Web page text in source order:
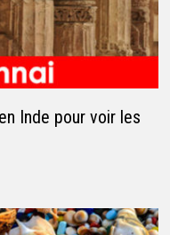
Inde pour voir les